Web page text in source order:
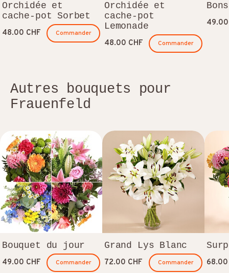
Orchidée et
cache-pot Sorbet
48.00 CHF Commander
Orchidée et
cache-pot
Lemonade
48.00 CHF Commander
49.00
Autres bouquets pour
Frauenfeld
Bouquet du jour
49.00 CHF Commander
Grand Lys Blanc
72.00 CHF Commander 68.00